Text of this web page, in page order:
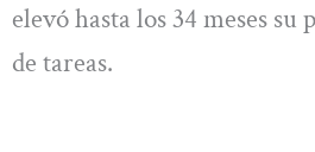
elevó hasta los 34 meses su
de tareas.